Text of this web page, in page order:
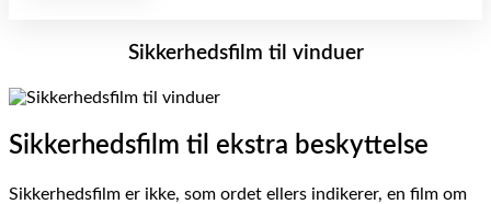
Sikkerhedsfilm til vinduer
Sikkerhedsfilm til ekstra beskyttelse
Sikkerhedsfilm er ikke, som ordet ellers indikerer, en film om